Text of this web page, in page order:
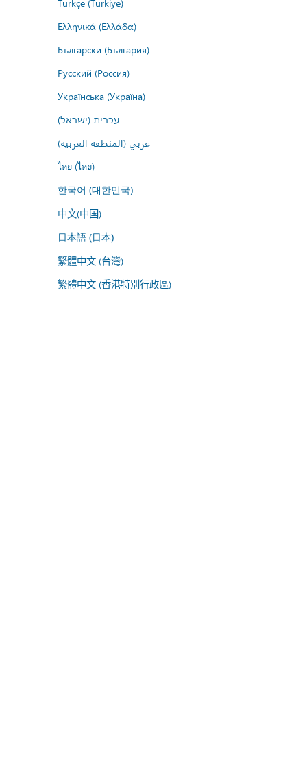
Türkçe (Türkiye)
Ελληνικά (Ελλάδα)
Български (България)
Русский (Россия)
Українська (Україна)
עברית (ישראל)
عربي (المنطقة العربية)
ไทย (ไทย)
한국어 (대한민국)
中文(中国)
日本語 (日本)
繁體中文 (台灣)
繁體中文 (香港特別行政區)